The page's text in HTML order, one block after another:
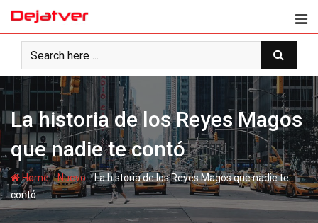
Skip
content
La historia de los Reyes Magos
que nadie te contó
Home-Nuevo-La historia de los Reyes Magos que nadie te
contó